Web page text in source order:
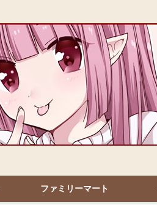
ファミリーマート